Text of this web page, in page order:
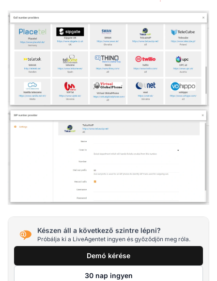
Készen áll a következő szintre lépni?
Próbálja ki a LiveAgentet ingyen és győződjön meg róla.
Demó kérése
30 nap ingyen